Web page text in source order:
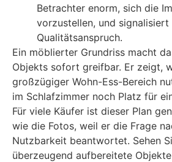
Betrachter enorm, sich die
vorzustellen, und signalisiert
Qualitätsanspruch.
Ein möblierter Grundriss macht
Objekts sofort greifbar. Er zeigt,
großzügiger Wohn-Ess-Bereich
im Schlafzimmer noch Platz für
Für viele Käufer ist dieser Plan
wie die Fotos, weil er die Frage
Nutzbarkeit beantwortet. Sehen
überzeugend aufbereitete